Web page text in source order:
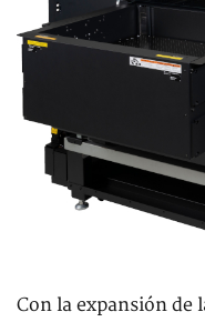
Con la expansión de